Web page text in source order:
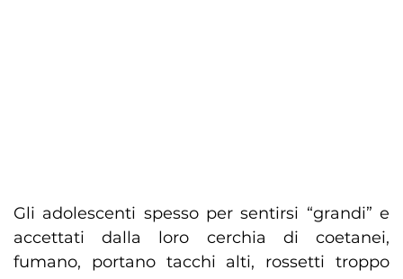
Gli adolescenti spesso per sentirsi “grandi” e
accettati dalla loro cerchia di coetanei,
fumano, portano tacchi alti, rossetti troppo